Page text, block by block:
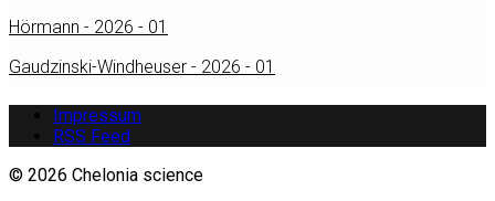
Hörmann - 2026 - 01
Gaudzinski-Windheuser - 2026 - 01
Impressum
RSS Feed
© 2026 Chelonia science